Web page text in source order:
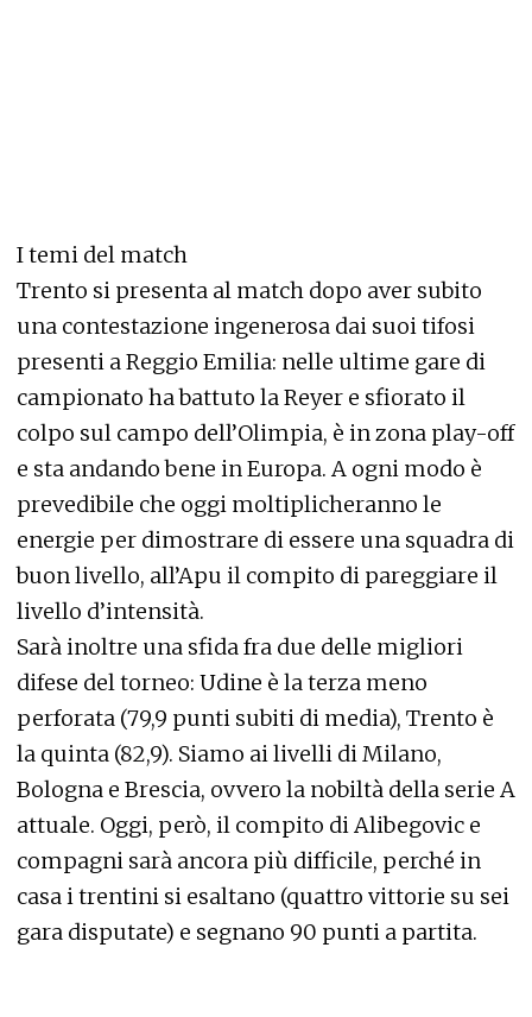
I temi del match
Trento si presenta al match dopo aver subito
una contestazione ingenerosa dai suoi tifosi
presenti a Reggio Emilia: nelle ultime gare di
campionato ha battuto la Reyer e sfiorato il
colpo sul campo dell’Olimpia, è in zona play-off
e sta andando bene in Europa. A ogni modo è
prevedibile che oggi moltiplicheranno le
energie per dimostrare di essere una squadra di
buon livello, all’Apu il compito di pareggiare il
livello d’intensità.
Sarà inoltre una sfida fra due delle migliori
difese del torneo: Udine è la terza meno
perforata (79,9 punti subiti di media), Trento è
la quinta (82,9). Siamo ai livelli di Milano,
Bologna e Brescia, ovvero la nobiltà della serie A
attuale. Oggi, però, il compito di Alibegovic e
compagni sarà ancora più difficile, perché in
casa i trentini si esaltano (quattro vittorie su sei
gara disputate) e segnano 90 punti a partita.